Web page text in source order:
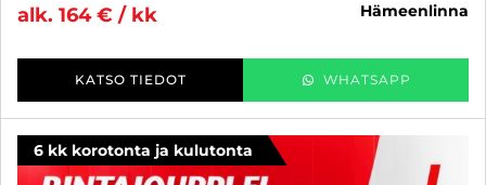
alk. 164 € / kk
hämeenlinna
KATSO TIEDOT WHATSAPP
6 kk korotonta ja kulutonta